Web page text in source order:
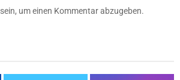
sein, um einen Kommentar abzugeben.